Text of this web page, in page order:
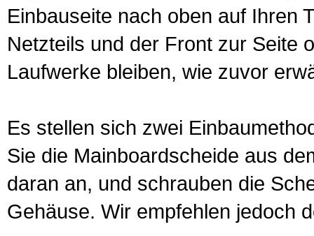
Einbauseite nach oben auf Ihren
Netzteils und der Front zur Seite
Laufwerke bleiben, wie zuvor
Es stellen sich zwei
Sie die Mainboardscheide aus
daran an, und schrauben die
Gehäuse. Wir empfehlen jedoch